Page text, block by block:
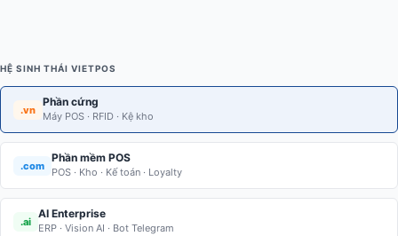
HỆ SINH THÁI VIETPOS
.vn
Phần cứng
Máy POS · RFID · Kệ kho
.com
Phần mềm POS
POS · Kho · Kế toán · Loyalty
.ai
AI Enterprise
ERP · Vision AI · Bot Telegram